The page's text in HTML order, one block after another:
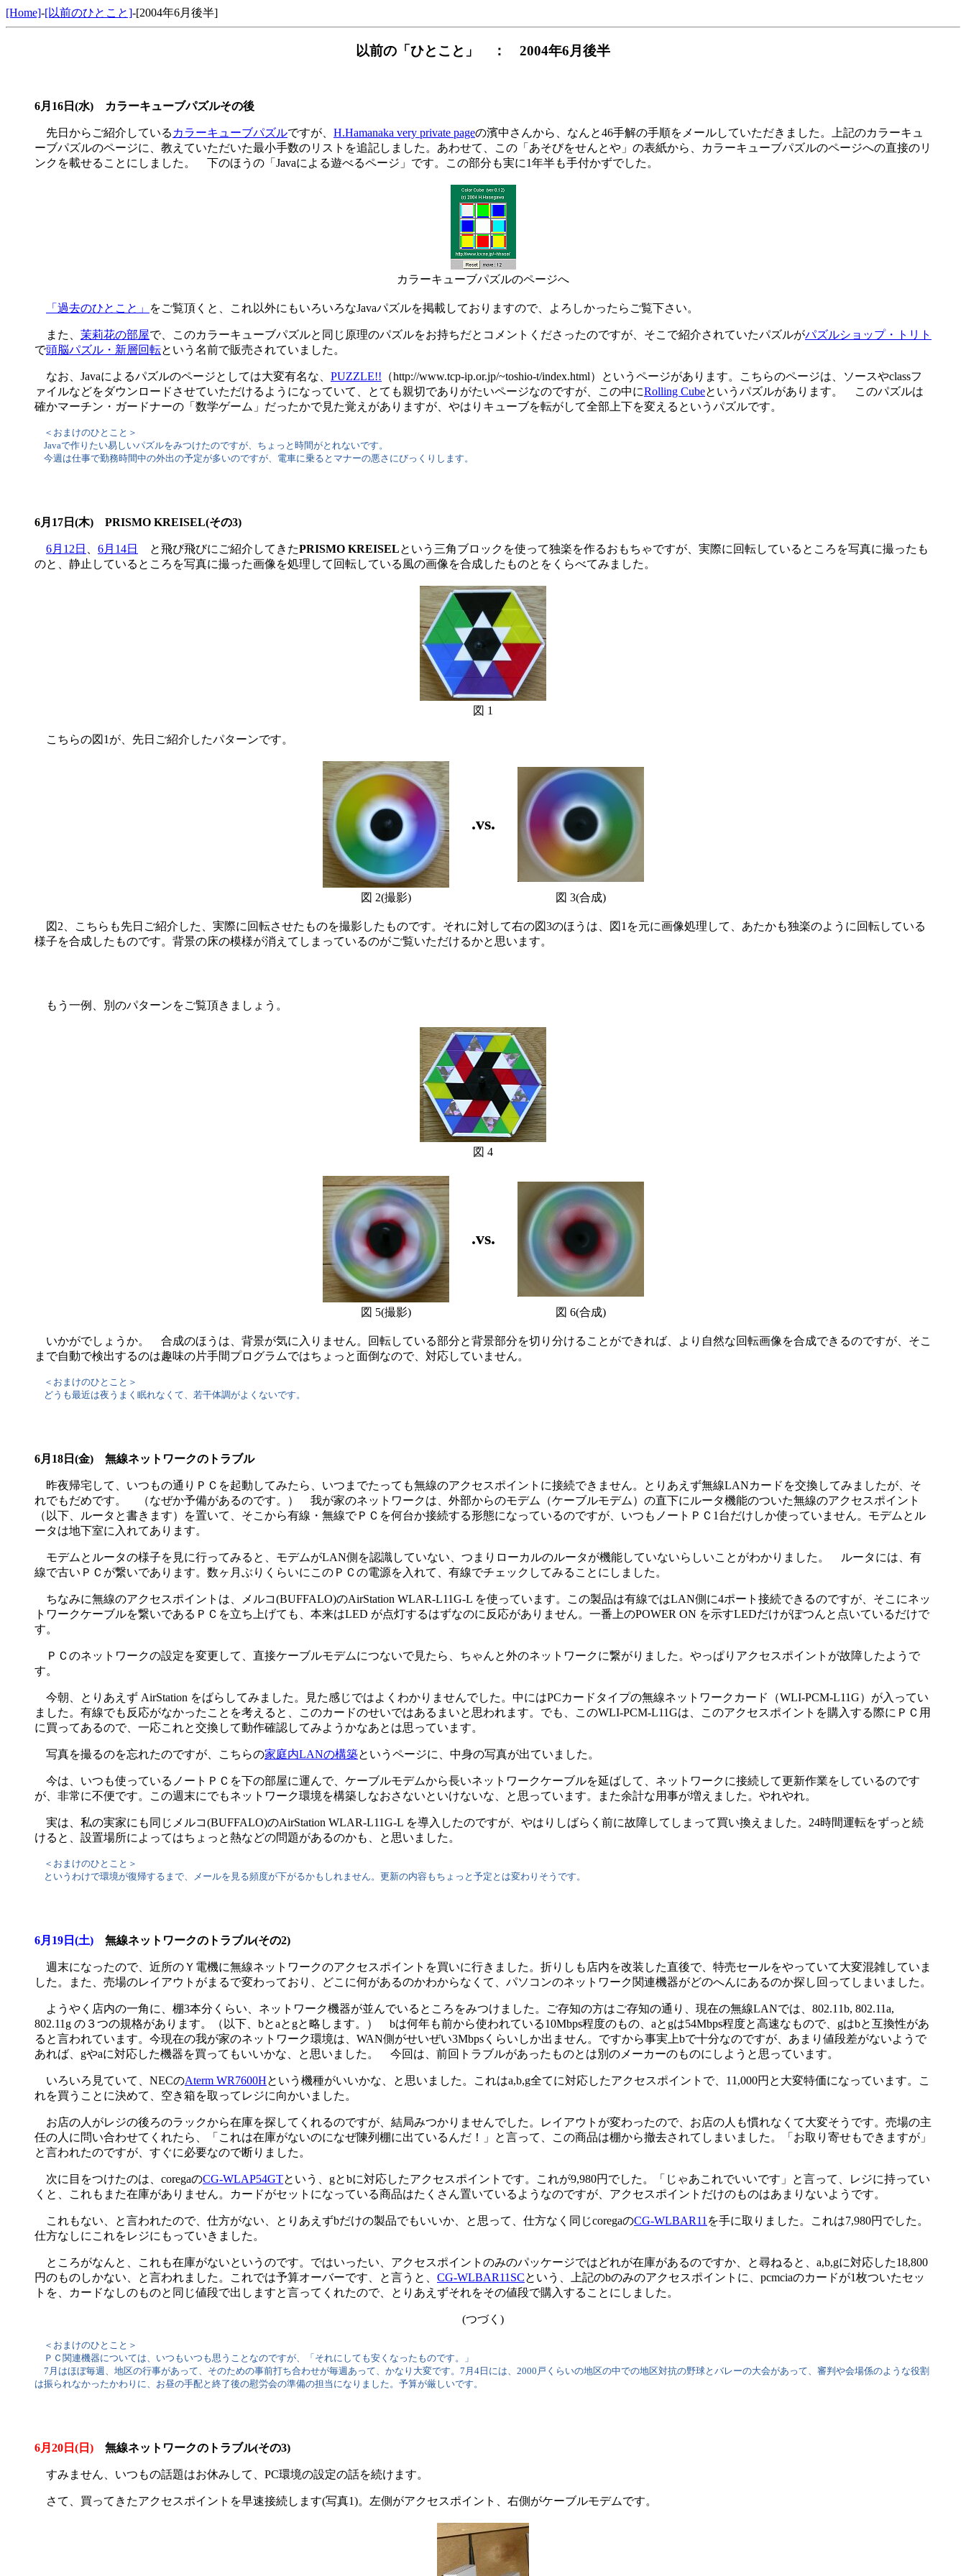
[Home]-[以前のひとこと]-[2004年6月後半]
以前の「ひとこと」 ： 2004年6月後半
6月16日(水) カラーキューブパズルその後
先日からご紹介している カラーキューブパズルですが、 H.Hamanaka very private pageの濱中さんから、なんと46手解の手順をメールしていただきました。上記のカラーキュ
ーブパズルのページに、教えていただいた最小手数のリストを追記しました。あわせて、この「あそびをせんとや」の表紙から、カラーキューブパズルのページへの直接のリ
ンクを載せることにしました。 下のほうの「Javaによる遊べるページ」です。この部分も実に1年半も手付かずでした。
カラーキューブパズルのページへ
「過去のひとこと」 をご覧頂くと、これ以外にもいろいろなJavaパズルを掲載しておりますので、よろしかったらご覧下さい。
また、 茉莉花の部屋で、このカラーキューブパズルと同じ原理のパズルをお持ちだとコメントくださったのですが、そこで紹介されていたパズルがパズルショップ・トリト
で頭脳パズル・新層回転という名前で販売されていました。
なお、Javaによるパズルのページとしては大変有名な、 PUZZLE!! （http://www.tcp-ip.or.jp/~toshio-t/index.html）というページがあります。こちらのページは、ソースやclassフ
ァイルなどをダウンロードさせていただけるようになっていて、とても親切でありがたいページなのですが、この中にRolling Cubeというパズルがあります。 このパズルは
確かマーチン・ガードナーの「数学ゲーム」だったかで見た覚えがありますが、やはりキューブを転がして全部上下を変えるというパズルです。
＜おまけのひとこと＞
Javaで作りたい易しいパズルをみつけたのですが、ちょっと時間がとれないです。
今週は仕事で勤務時間中の外出の予定が多いのですが、電車に乗るとマナーの悪さにびっくりします。
6月17日(木) PRISMO KREISEL(その3)
6月12日 、 6月14日 と飛び飛びにご紹介してきたPRISMO KREISELという三角ブロックを使って独楽を作るおもちゃですが、実際に回転しているところを写真に撮ったも
のと、静止しているところを写真に撮った画像を処理して回転している風の画像を合成したものとをくらべてみました。
図 1
こちらの図1が、先日ご紹介したパターンです。
.vs.
図 2(撮影) 図 3(合成)
図2、こちらも先日ご紹介した、実際に回転させたものを撮影したものです。それに対して右の図3のほうは、図1を元に画像処理して、あたかも独楽のように回転している
様子を合成したものです。背景の床の模様が消えてしまっているのがご覧いただけるかと思います。
もう一例、別のパターンをご覧頂きましょう。
図 4
.vs.
図 5(撮影) 図 6(合成)
いかがでしょうか。 合成のほうは、背景が気に入りません。回転している部分と背景部分を切り分けることができれば、より自然な回転画像を合成できるのですが、そこ
まで自動で検出するのは趣味の片手間プログラムではちょっと面倒なので、対応していません。
＜おまけのひとこと＞
どうも最近は夜うまく眠れなくて、若干体調がよくないです。
6月18日(金) 無線ネットワークのトラブル
昨夜帰宅して、いつもの通りＰＣを起動してみたら、いつまでたっても無線のアクセスポイントに接続できません。とりあえず無線LANカードを交換してみましたが、そ
れでもだめです。 （なぜか予備があるのです。） 我が家のネットワークは、外部からのモデム（ケーブルモデム）の直下にルータ機能のついた無線のアクセスポイント
（以下、ルータと書きます）を置いて、そこから有線・無線でＰＣを何台か接続する形態になっているのですが、いつもノートＰＣ1台だけしか使っていません。モデムとル
ータは地下室に入れてあります。
モデムとルータの様子を見に行ってみると、モデムがLAN側を認識していない、つまりローカルのルータが機能していないらしいことがわかりました。 ルータには、有
線で古いＰＣが繋いであります。数ヶ月ぶりくらいにこのＰＣの電源を入れて、有線でチェックしてみることにしました。
ちなみに無線のアクセスポイントは、メルコ(BUFFALO)のAirStation WLAR-L11G-L を使っています。この製品は有線ではLAN側に4ポート接続できるのですが、そこにネッ
トワークケーブルを繋いであるＰＣを立ち上げても、本来はLED が点灯するはずなのに反応がありません。一番上のPOWER ON を示すLEDだけがぽつんと点いているだけで
す。
ＰＣのネットワークの設定を変更して、直接ケーブルモデムにつないで見たら、ちゃんと外のネットワークに繋がりました。やっぱりアクセスポイントが故障したようで
す。
今朝、とりあえず AirStation をばらしてみました。見た感じではよくわかりませんでした。中にはPCカードタイプの無線ネットワークカード（WLI-PCM-L11G）が入ってい
ました。有線でも反応がなかったことを考えると、このカードのせいではあるまいと思われます。でも、このWLI-PCM-L11Gは、このアクセスポイントを購入する際にＰＣ用
に買ってあるので、一応これと交換して動作確認してみようかなあとは思っています。
写真を撮るのを忘れたのですが、こちらの家庭内LANの構築というページに、中身の写真が出ていました。
今は、いつも使っているノートＰＣを下の部屋に運んで、ケーブルモデムから長いネットワークケーブルを延ばして、ネットワークに接続して更新作業をしているのです
が、非常に不便です。この週末にでもネットワーク環境を構築しなおさないといけないな、と思っています。また余計な用事が増えました。やれやれ。
実は、私の実家にも同じメルコ(BUFFALO)のAirStation WLAR-L11G-L を導入したのですが、やはりしばらく前に故障してしまって買い換えました。24時間運転をずっと続
けると、設置場所によってはちょっと熱などの問題があるのかも、と思いました。
＜おまけのひとこと＞
というわけで環境が復帰するまで、メールを見る頻度が下がるかもしれません。更新の内容もちょっと予定とは変わりそうです。
6月19日(土) 無線ネットワークのトラブル(その2)
週末になったので、近所のＹ電機に無線ネットワークのアクセスポイントを買いに行きました。折りしも店内を改装した直後で、特売セールをやっていて大変混雑していま
した。また、売場のレイアウトがまるで変わっており、どこに何があるのかわからなくて、パソコンのネットワーク関連機器がどのへんにあるのか探し回ってしまいました。
ようやく店内の一角に、棚3本分くらい、ネットワーク機器が並んでいるところをみつけました。ご存知の方はご存知の通り、現在の無線LANでは、802.11b, 802.11a,
802.11g の３つの規格があります。（以下、bとaとgと略します。） bは何年も前から使われている10Mbps程度のもの、aとgは54Mbps程度と高速なもので、gはbと互換性があ
ると言われています。今現在の我が家のネットワーク環境は、WAN側がせいぜい3Mbpsくらいしか出ません。ですから事実上bで十分なのですが、あまり値段差がないようで
あれば、gやaに対応した機器を買ってもいいかな、と思いました。 今回は、前回トラブルがあったものとは別のメーカーのものにしようと思っています。
いろいろ見ていて、NECのAterm WR7600Hという機種がいいかな、と思いました。これはa,b,g全てに対応したアクセスポイントで、11,000円と大変特価になっています。こ
れを買うことに決めて、空き箱を取ってレジに向かいました。
お店の人がレジの後ろのラックから在庫を探してくれるのですが、結局みつかりませんでした。レイアウトが変わったので、お店の人も慣れなくて大変そうです。売場の主
任の人に問い合わせてくれたら、「これは在庫がないのになぜ陳列棚に出ているんだ！」と言って、この商品は棚から撤去されてしまいました。「お取り寄せもできますが」
と言われたのですが、すぐに必要なので断りました。
次に目をつけたのは、coregaのCG-WLAP54GTという、gとbに対応したアクセスポイントです。これが9,980円でした。「じゃあこれでいいです」と言って、レジに持ってい
くと、これもまた在庫がありません。カードがセットになっている商品はたくさん置いているようなのですが、アクセスポイントだけのものはあまりないようです。
これもない、と言われたので、仕方がない、とりあえずbだけの製品でもいいか、と思って、仕方なく同じcoregaのCG-WLBAR11を手に取りました。これは7,980円でした。
仕方なしにこれをレジにもっていきました。
ところがなんと、これも在庫がないというのです。ではいったい、アクセスポイントのみのパッケージではどれが在庫があるのですか、と尋ねると、a,b,gに対応した18,800
円のものしかない、と言われました。これでは予算オーバーです、と言うと、 CG-WLBAR11SCという、上記のbのみのアクセスポイントに、pcmciaのカードが1枚ついたセッ
トを、カードなしのものと同じ値段で出しますと言ってくれたので、とりあえずそれをその値段で購入することにしました。
(つづく)
＜おまけのひとこと＞
ＰＣ関連機器については、いつもいつも思うことなのですが、「それにしても安くなったものです。」
7月はほぼ毎週、地区の行事があって、そのための事前打ち合わせが毎週あって、かなり大変です。7月4日には、2000戸くらいの地区の中での地区対抗の野球とバレーの大会があって、審判や会場係のような役割
は振られなかったかわりに、お昼の手配と終了後の慰労会の準備の担当になりました。予算が厳しいです。
6月20日(日) 無線ネットワークのトラブル(その3)
すみません、いつもの話題はお休みして、PC環境の設定の話を続けます。
さて、買ってきたアクセスポイントを早速接続します(写真1)。左側がアクセスポイント、右側がケーブルモデムです。